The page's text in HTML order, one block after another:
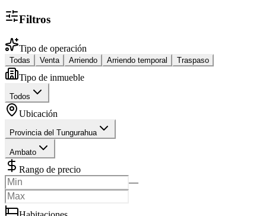
Filtros
Tipo de operación
Todas Venta Arriendo Arriendo temporal Traspaso
Tipo de inmueble
Todos
Ubicación
Provincia del Tungurahua
Ambato
Rango de precio
—